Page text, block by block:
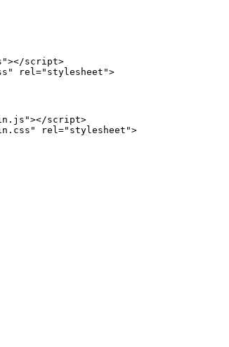
script>
rel="stylesheet">
script>
rel="stylesheet">